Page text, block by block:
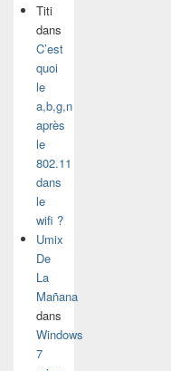
Titi
dans
C’est
quoi
le
a,b,g,n
après
le
802.11
dans
le
wifi ?
Umix
De
La
Mañana
dans
Windows
7